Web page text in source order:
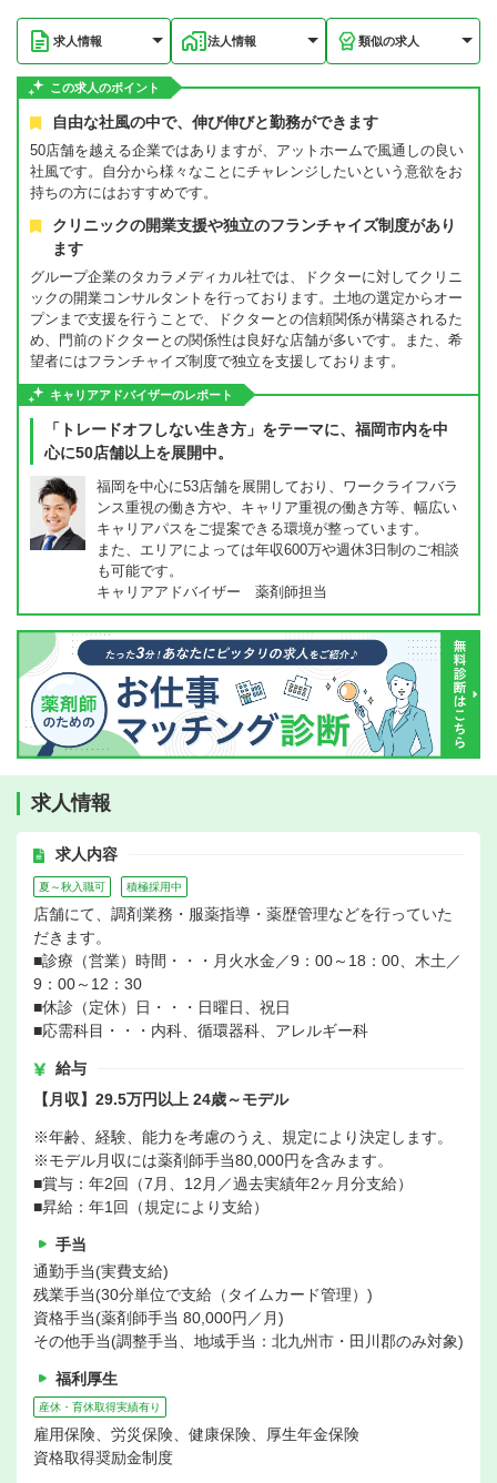
求人情報 法人情報 類似の求人
この求人のポイント
自由な社風の中で、伸び伸びと勤務ができます
50店舗を越える企業ではありますが、アットホームで風通しの良い
社風です。自分から様々なことにチャレンジしたいという意欲をお
持ちの方にはおすすめです。
クリニックの開業支援や独立のフランチャイズ制度があり
ます
グループ企業のタカラメディカル社では、ドクターに対してクリニ
ックの開業コンサルタントを行っております。土地の選定からオー
プンまで支援を行うことで、ドクターとの信頼関係が構築されるた
め、門前のドクターとの関係性は良好な店舗が多いです。また、希
望者にはフランチャイズ制度で独立を支援しております。
キャリアアドバイザーのレポート
「トレードオフしない生き方」をテーマに、福岡市内を中
心に50店舗以上を展開中。
福岡を中心に53店舗を展開しており、ワークライフバラ
ンス重視の働き方や、キャリア重視の働き方等、幅広い
キャリアパスをご提案できる環境が整っています。
また、エリアによっては年収600万や週休3日制のご相談
も可能です。
キャリアアドバイザー 薬剤師担当
求人情報
求人内容
夏～秋入職可 積極採用中
店舗にて、調剤業務・服薬指導・薬歴管理などを行っていた
だきます。
■診療（営業）時間・・・月火水金／9：00～18：00、木土／
9：00～12：30
■休診（定休）日・・・日曜日、祝日
■応需科目・・・内科、循環器科、アレルギー科
給与
【月収】29.5万円以上 24歳～モデル
※年齢、経験、能力を考慮のうえ、規定により決定します。
※モデル月収には薬剤師手当80,000円を含みます。
■賞与：年2回（7月、12月／過去実績年2ヶ月分支給）
■昇給：年1回（規定により支給）
手当
通勤手当(実費支給)
残業手当(30分単位で支給（タイムカード管理）)
資格手当(薬剤師手当 80,000円／月)
その他手当(調整手当、地域手当：北九州市・田川郡のみ対象)
福利厚生
産休・育休取得実績有り
雇用保険、労災保険、健康保険、厚生年金保険
資格取得奨励金制度